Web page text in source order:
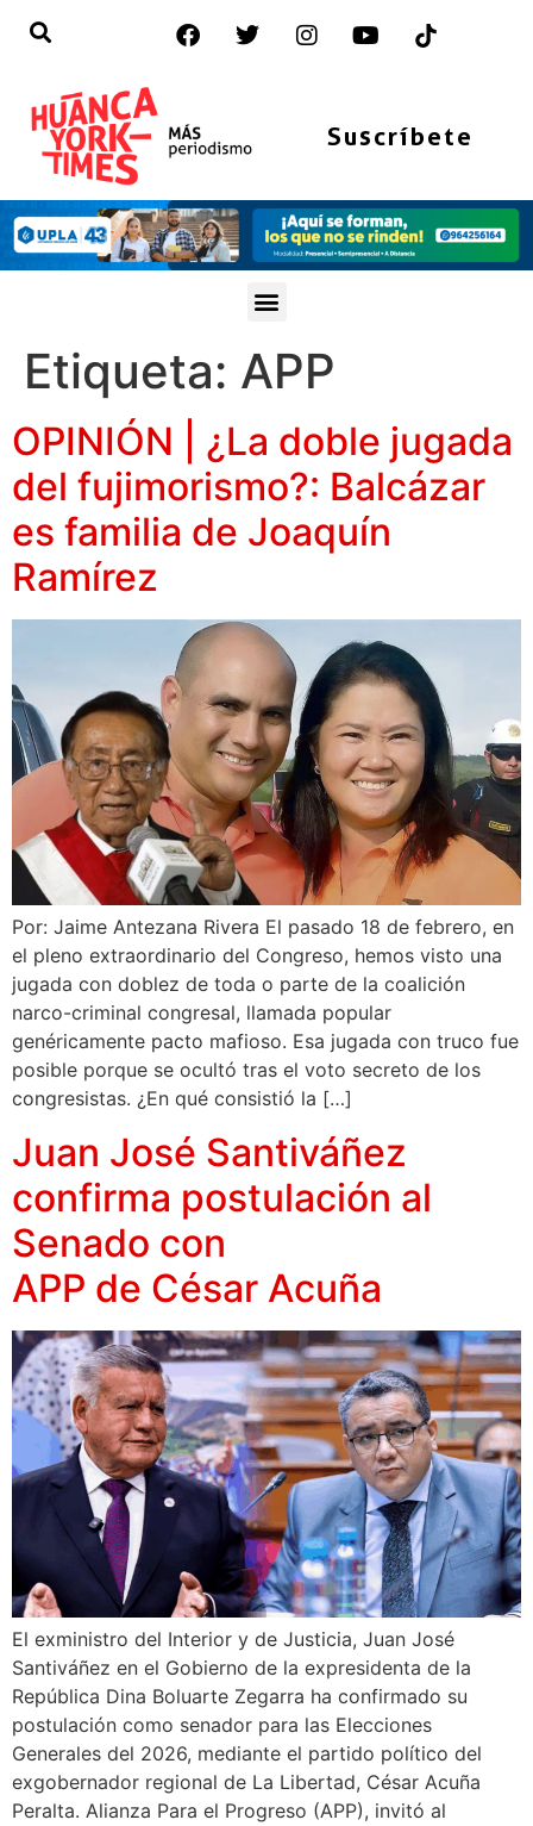
Suscríbete
Etiqueta: APP
OPINIÓN | ¿La doble jugada
del fujimorismo?: Balcázar
es familia de Joaquín
Ramírez
Por: Jaime Antezana Rivera El pasado 18 de febrero, en
el pleno extraordinario del Congreso, hemos visto una
jugada con doblez de toda o parte de la coalición
narco-criminal congresal, llamada popular
genéricamente pacto mafioso. Esa jugada con truco fue
posible porque se ocultó tras el voto secreto de los
congresistas. ¿En qué consistió la […]
Juan José Santiváñez
confirma postulación al
Senado con
APP de César Acuña
El exministro del Interior y de Justicia, Juan José
Santiváñez en el Gobierno de la expresidenta de la
República Dina Boluarte Zegarra ha confirmado su
postulación como senador para las Elecciones
Generales del 2026, mediante el partido político del
exgobernador regional de La Libertad, César Acuña
Peralta. Alianza Para el Progreso (APP), invitó al